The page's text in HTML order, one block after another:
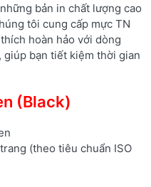
bản in chất lượng cao
tôi cung cấp mực TN
hoàn hảo với dòng
giúp bạn tiết kiệm thời gian
(Black)
(theo tiêu chuẩn ISO